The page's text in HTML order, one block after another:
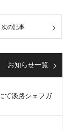
次の記事
て淡路シェフガ
お知らせ一覧